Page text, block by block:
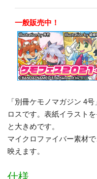
一般販売中！
「別冊ケモノマガジン 4
ロスです。表紙イラスト
と大きめです。
マイクロファイバー素材
映えます。